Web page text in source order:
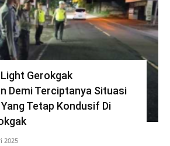
Gerokgak
Demi Terciptanya Situasi
Tetap Kondusif Di
2025